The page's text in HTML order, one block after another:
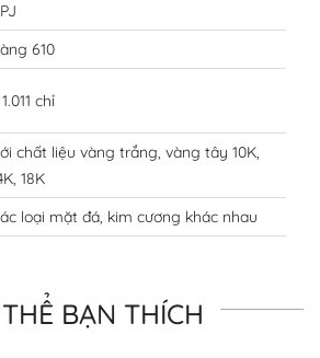
610
chỉ
chất liệu vàng trắng, vàng tây 10K,
18K
loại mặt đá, kim cương khác nhau
BẠN THÍCH